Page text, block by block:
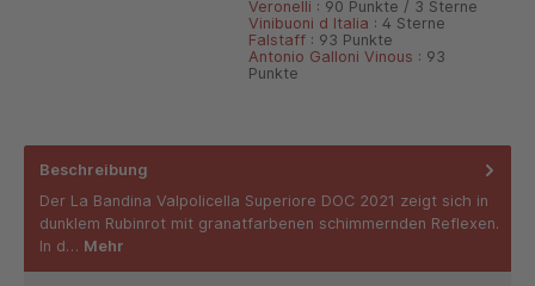
Veronelli : 90 Punkte / 3 Sterne
Vinibuoni d Italia : 4 Sterne
Falstaff : 93 Punkte
Antonio Galloni Vinous : 93
Punkte
Beschreibung
Der La Bandina Valpolicella Superiore DOC 2021 zeigt sich in
dunklem Rubinrot mit granatfarbenen schimmernden Reflexen.
In d… Mehr